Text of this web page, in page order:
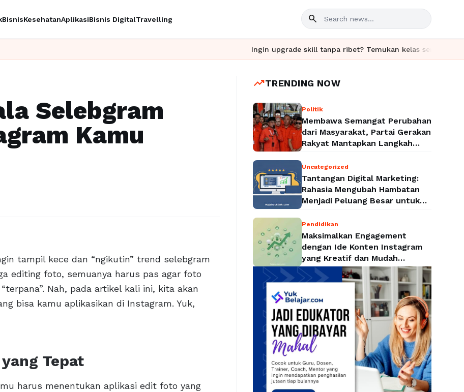
BisnisKesehatanAplikasiBisnis DigitalTravelling search
Ingin upgrade skill tanpa ribet? Temukan kelas seru dan materi
Selebgram
Kamu
tampil kece dan “ngikutin” trend selebgram
editing foto, semuanya harus pas agar foto
Nah, pada artikel kali ini, kita akan
bisa kamu aplikasikan di Instagram. Yuk,
Tepat
harus menentukan aplikasi edit foto yang
trending_upTRENDING NOW
Politik
Membawa Semangat Perubahan
dari Masyarakat, Partai Gerakan
Rakyat Mantapkan Langkah
Nasional
Uncategorized
Tantangan Digital Marketing:
Rahasia Mengubah Hambatan
Menjadi Peluang Besar untuk
Pendidikan
Maksimalkan Engagement
dengan Ide Konten Instagram
yang Kreatif dan Mudah
Diterapkan